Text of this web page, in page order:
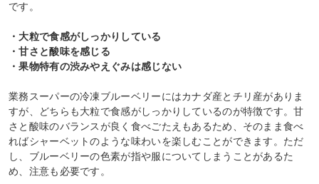
です。
・大粒で食感がしっかりしている
・甘さと酸味を感じる
・果物特有の渋みやえぐみは感じない
業務スーパーの冷凍ブルーベリーにはカナダ産とチリ産がありま
すが、どちらも大粒で食感がしっかりしているのが特徴です。甘
さと酸味のバランスが良く食べごたえもあるため、そのまま食べ
ればシャーベットのような味わいを楽しむことができます。ただ
し、ブルーベリーの色素が指や服についてしまうことがあるた
め、注意も必要です。